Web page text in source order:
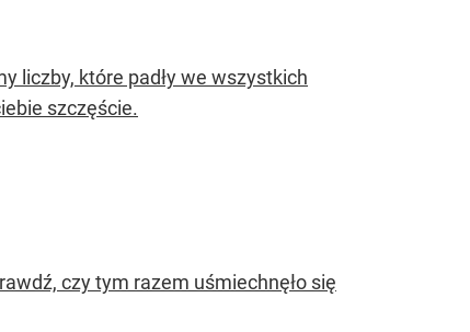
liczby, które padły we wszystkich
szczęście.
czy tym razem uśmiechnęło się